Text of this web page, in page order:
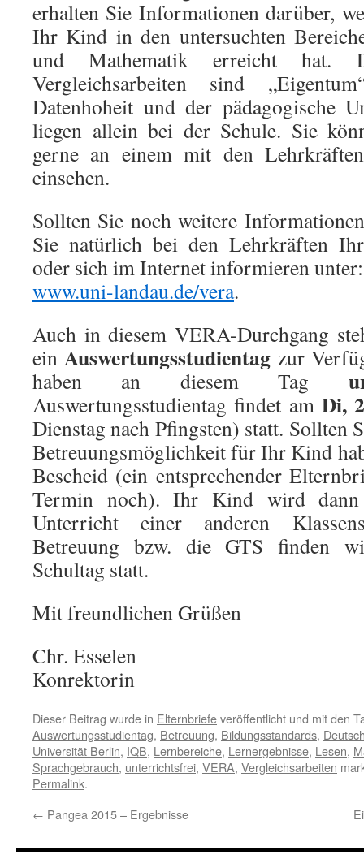
erhalten Sie Informationen darüber,
Ihr Kind in den untersuchten
und Mathematik erreicht hat.
Vergleichsarbeiten sind
Datenhoheit und der pädagogische
liegen allein bei der Schule. Sie
gerne an einem mit den
einsehen.
Sollten Sie noch weitere
Sie natürlich bei den Lehrkräften
oder sich im Internet informieren unter:
www.uni-landau.de/vera.
Auch in diesem VERA-Durchgang
einAuswertungsstudientag zur
haben an diesem Tag
Auswertungsstudientag findet am Di,
Dienstag nach Pfingsten) statt. Sollten
Betreuungsmöglichkeit für Ihr Kind
Bescheid (ein entsprechender
Termin noch). Ihr Kind wird
Unterricht einer anderen
Betreuung bzw. die GTS finden
Schultag statt.
Mit freundlichen Grüßen
Chr. Esselen
Konrektorin
Dieser Beitrag wurde in Elternbriefeveröffentlicht und mit den
Auswertungsstudientag, Betreuung, Bildungsstandards,
Universität Berlin, IQB, Lernbereiche, Lernergebnisse, Lesen,
Sprachgebrauch, unterrichtsfrei, VERA, Vergleichsarbeiten
Permalink.
← Pangea 2015 – Ergebnisse